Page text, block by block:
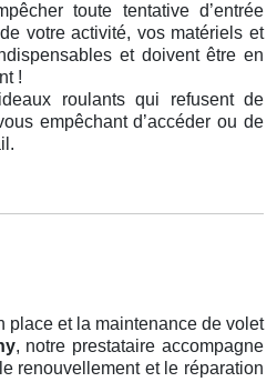
toute tentative d’entrée
votre activité, vos matériels et
et doivent être en
!
roulants qui refusent de
empêchant d’accéder ou de
place et la maintenance de volet
, notre prestataire accompagne
renouvellement et le réparation